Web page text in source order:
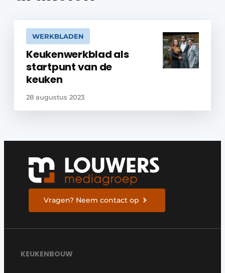
WERKBLADEN
Keukenwerkblad als
startpunt van de
keuken
28 augustus 2023
Vragen? Neem contact op
KEUKENBOUW